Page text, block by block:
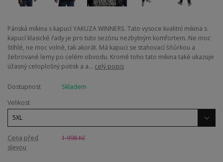
Pánská mikina s kapucí YAKUZA WINNERS. Tato vysoce kvalitní mikina s
kapucí klasické řady je pro tuto sezónu nezbytným komfortem. Ne moc
štíhlé, ne moc volné, tak akorát. Má kapuci se stahovací šňůrkou a
žebrované lemy po celém obvodu. Kromě toho tato mikina také ukazuje
úžasný celoplošný potisk a a... celý popis
Dostupnost
Skladem
Velikost
Cena před
slevou
1 998 Kč